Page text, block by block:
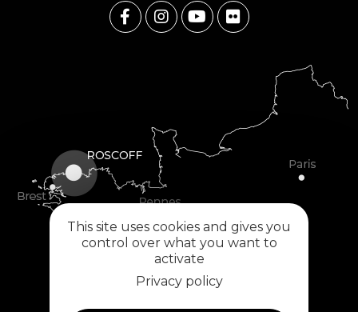
This site uses cookies and gives you
control over what you want to
activate
Privacy policy